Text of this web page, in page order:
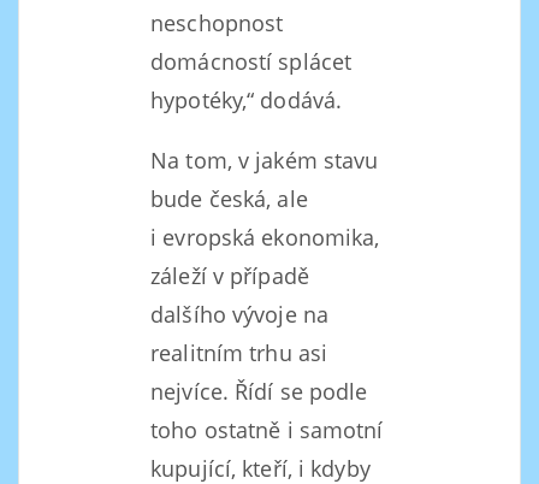
neschopnost
domácností splácet
hypotéky,“ dodává.
Na tom, v jakém stavu
bude česká, ale
i evropská ekonomika,
záleží v případě
dalšího vývoje na
realitním trhu asi
nejvíce. Řídí se podle
toho ostatně i samotní
kupující, kteří, i kdyby